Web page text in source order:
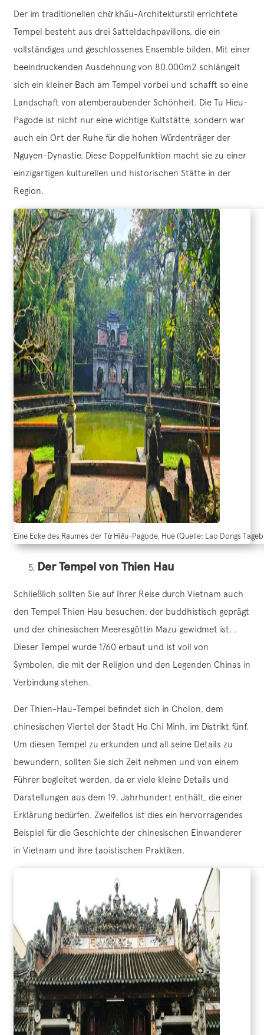
Der im traditionellen chữ khẩu-Architekturstil errichtete
Tempel besteht aus drei Satteldachpavillons, die ein
vollständiges und geschlossenes Ensemble bilden. Mit einer
beeindruckenden Ausdehnung von 80.000m2 schlängelt
sich ein kleiner Bach am Tempel vorbei und schafft so eine
Landschaft von atemberaubender Schönheit. Die Tu Hieu-
Pagode ist nicht nur eine wichtige Kultstätte, sondern war
auch ein Ort der Ruhe für die hohen Würdenträger der
Nguyen-Dynastie. Diese Doppelfunktion macht sie zu einer
einzigartigen kulturellen und historischen Stätte in der
Region.
Eine Ecke des Raumes der Từ Hiếu-Pagode, Hue (Quelle: Lao Dongs
Der Tempel von Thien Hau
Schließlich sollten Sie auf Ihrer Reise durch Vietnam auch
den Tempel Thien Hau besuchen, der buddhistisch geprägt
und der chinesischen Meeresgöttin Mazu gewidmet ist. .
Dieser Tempel wurde 1760 erbaut und ist voll von
Symbolen, die mit der Religion und den Legenden Chinas in
Verbindung stehen.
Der Thien-Hau-Tempel befindet sich in Cholon, dem
chinesischen Viertel der Stadt Ho Chi Minh, im Distrikt fünf.
Um diesen Tempel zu erkunden und all seine Details zu
bewundern, sollten Sie sich Zeit nehmen und von einem
Führer begleitet werden, da er viele kleine Details und
Darstellungen aus dem 19. Jahrhundert enthält, die einer
Erklärung bedürfen. Zweifellos ist dies ein hervorragendes
Beispiel für die Geschichte der chinesischen Einwanderer
in Vietnam und ihre taoistischen Praktiken.